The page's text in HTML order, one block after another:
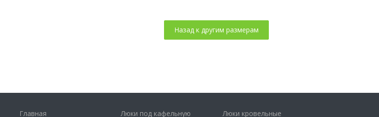
Главная Люки под кафельную Люки кровельные